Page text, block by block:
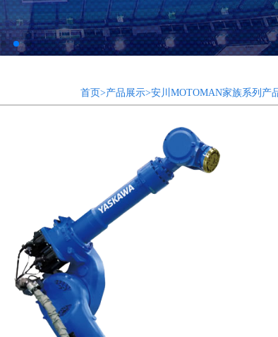
首页>产品展示>安川MOTOMAN家族系列产